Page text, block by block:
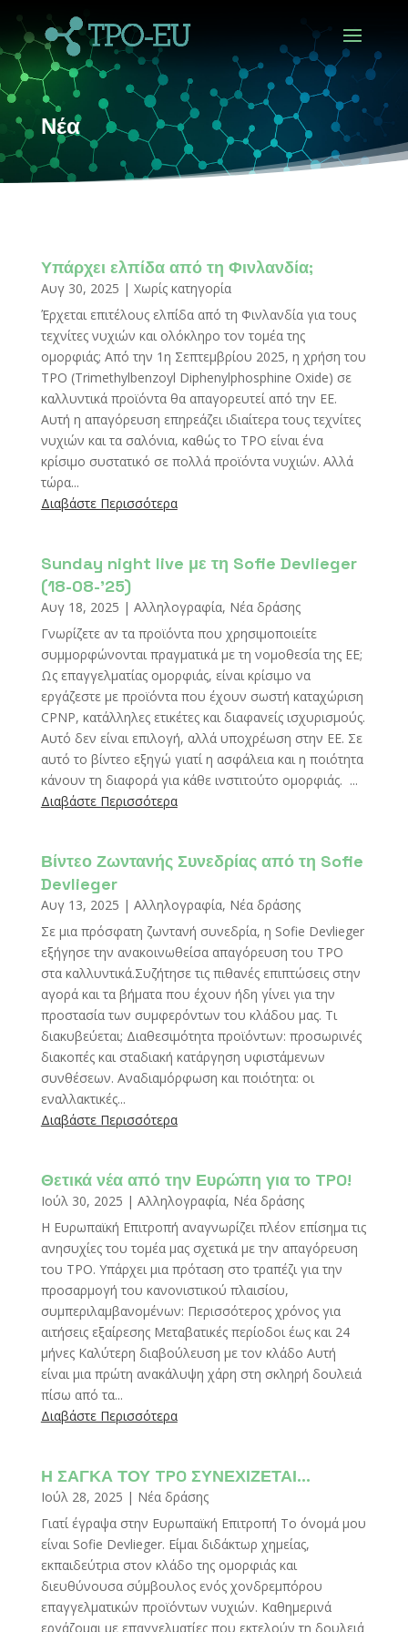
Νέα
Υπάρχει ελπίδα από τη Φινλανδία;
Αυγ 30, 2025 | Χωρίς κατηγορία
Έρχεται επιτέλους ελπίδα από τη Φινλανδία για τους
τεχνίτες νυχιών και ολόκληρο τον τομέα της
ομορφιάς; Από την 1η Σεπτεμβρίου 2025, η χρήση του
TPO (Trimethylbenzoyl Diphenylphosphine Oxide) σε
καλλυντικά προϊόντα θα απαγορευτεί από την ΕΕ.
Αυτή η απαγόρευση επηρεάζει ιδιαίτερα τους τεχνίτες
νυχιών και τα σαλόνια, καθώς το TPO είναι ένα
κρίσιμο συστατικό σε πολλά προϊόντα νυχιών. Αλλά
τώρα...
Διαβάστε Περισσότερα
Sunday night live με τη Sofie Devlieger
(18-08-’25)
Αυγ 18, 2025 | Αλληλογραφία, Νέα δράσης
Γνωρίζετε αν τα προϊόντα που χρησιμοποιείτε
συμμορφώνονται πραγματικά με τη νομοθεσία της ΕΕ;
Ως επαγγελματίας ομορφιάς, είναι κρίσιμο να
εργάζεστε με προϊόντα που έχουν σωστή καταχώριση
CPNP, κατάλληλες ετικέτες και διαφανείς ισχυρισμούς.
Αυτό δεν είναι επιλογή, αλλά υποχρέωση στην ΕΕ. Σε
αυτό το βίντεο εξηγώ γιατί η ασφάλεια και η ποιότητα
κάνουν τη διαφορά για κάθε ινστιτούτο ομορφιάς. ...
Διαβάστε Περισσότερα
Βίντεο Ζωντανής Συνεδρίας από τη Sofie
Devlieger
Αυγ 13, 2025 | Αλληλογραφία, Νέα δράσης
Σε μια πρόσφατη ζωντανή συνεδρία, η Sofie Devlieger
εξήγησε την ανακοινωθείσα απαγόρευση του TPO
στα καλλυντικά.Συζήτησε τις πιθανές επιπτώσεις στην
αγορά και τα βήματα που έχουν ήδη γίνει για την
προστασία των συμφερόντων του κλάδου μας. Τι
διακυβεύεται; Διαθεσιμότητα προϊόντων: προσωρινές
διακοπές και σταδιακή κατάργηση υφιστάμενων
συνθέσεων. Αναδιαμόρφωση και ποιότητα: οι
εναλλακτικές...
Διαβάστε Περισσότερα
Θετικά νέα από την Ευρώπη για το TPO!
Ιούλ 30, 2025 | Αλληλογραφία, Νέα δράσης
Η Ευρωπαϊκή Επιτροπή αναγνωρίζει πλέον επίσημα τις
ανησυχίες του τομέα μας σχετικά με την απαγόρευση
του TPO. Υπάρχει μια πρόταση στο τραπέζι για την
προσαρμογή του κανονιστικού πλαισίου,
συμπεριλαμβανομένων: Περισσότερος χρόνος για
αιτήσεις εξαίρεσης Μεταβατικές περίοδοι έως και 24
μήνες Καλύτερη διαβούλευση με τον κλάδο Αυτή
είναι μια πρώτη ανακάλυψη χάρη στη σκληρή δουλειά
πίσω από τα...
Διαβάστε Περισσότερα
Η ΣΑΓΚΑ ΤΟΥ TPO ΣΥΝΕΧΙΖΕΤΑΙ…
Ιούλ 28, 2025 | Νέα δράσης
Γιατί έγραψα στην Ευρωπαϊκή Επιτροπή Το όνομά μου
είναι Sofie Devlieger. Είμαι διδάκτωρ χημείας,
εκπαιδεύτρια στον κλάδο της ομορφιάς και
διευθύνουσα σύμβουλος ενός χονδρεμπόρου
επαγγελματικών προϊόντων νυχιών. Καθημερινά
εργάζομαι με επαγγελματίες που εκτελούν τη δουλειά